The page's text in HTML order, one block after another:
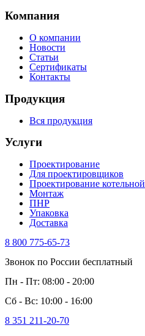
Компания
О компании
Новости
Статьи
Сертификаты
Контакты
Продукция
Вся продукция
Услуги
Проектирование
Для проектировщиков
Проектирование котельной
Монтаж
ПНР
Упаковка
Доставка
8 800 775-65-73
Звонок по России бесплатный
Пн - Пт: 08:00 - 20:00
Сб - Вс: 10:00 - 16:00
8 351 211-20-70